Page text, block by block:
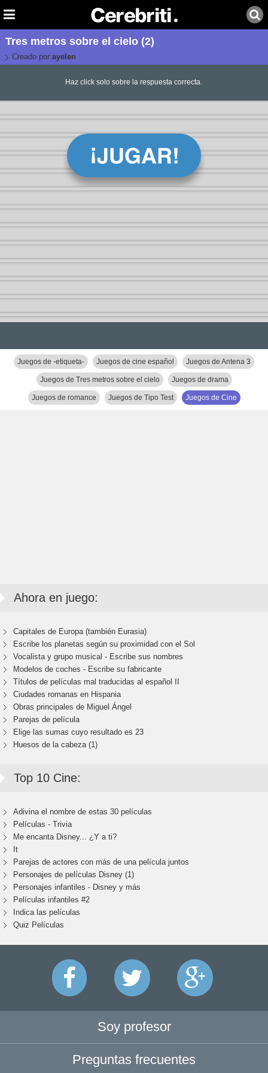
Tres metros sobre el cielo (2)
Creado por:ayelen
Haz click solo sobre la respuesta correcta.
Juegos de -etiqueta- Juegos de cine español Juegos de Antena 3
Juegos de Tres metros sobre el cielo Juegos de drama
Juegos de romance Juegos de Tipo Test Juegos de Cine
Ahora en juego:
Capitales de Europa (también Eurasia)
Escribe los planetas según su proximidad con el Sol
Vocalista y grupo musical - Escribe sus nombres
Modelos de coches - Escribe su fabricante
Títulos de películas mal traducidas al español II
Ciudades romanas en Hispania
Obras principales de Miguel Ángel
Parejas de película
Elige las sumas cuyo resultado es 23
Huesos de la cabeza (1)
Top 10 Cine:
Adivina el nombre de estas 30 películas
Películas - Trivia
Me encanta Disney... ¿Y a ti?
It
Parejas de actores con más de una película juntos
Personajes de películas Disney (1)
Personajes infantiles - Disney y más
Películas infantiles #2
Indica las películas
Quiz Películas
Soy profesor
Preguntas frecuentes